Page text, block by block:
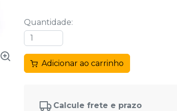
Quantidade:
Adicionar ao carrinho
Calcule frete e prazo